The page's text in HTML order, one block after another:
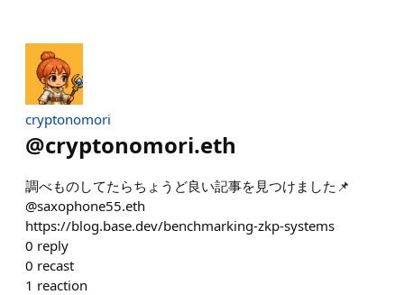
cryptonomori
@cryptonomori.eth
調べものしてたらちょうど良い記事を見つけました📌
@saxophone55.eth
https://blog.base.dev/benchmarking-zkp-systems
0 reply
0 recast
1 reaction